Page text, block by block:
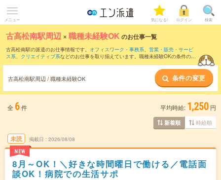
メニュー 気になる! ログイン 検索
古高松南駅周辺 ×職種未経験OK のお仕事一覧
古高松南駅の派遣のお仕事情報です。 オフィスワーク・事務系、 営業・販売・サービ
ス系、 クリエイティブ系などのお仕事を取り揃えています。職種未経験OKの条件の他
古高松南駅周辺 / 職種未経験OK 条件の変更
全 6件 平均時給: 1,250 円
新着順 時給順
未読
NEW
掲載日 2026/08/08
8月～OK！＼好きな時間曜日で働ける／電話面
談OK！病院での生活サポ